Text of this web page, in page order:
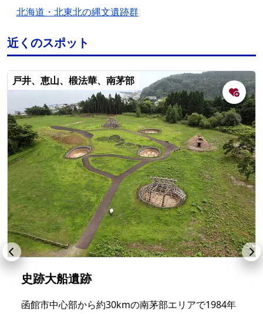
北海道・北東北の縄文遺跡群
近くのスポット
戸井、恵山、椴法華、南茅部
史跡大船遺跡
函館市中心部から約30kmの南茅部エリアで1984年